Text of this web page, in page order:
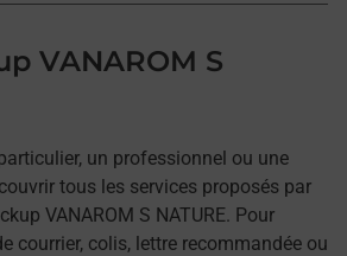
VANAROM S
un professionnel ou une
tous les services proposés par
VANAROM S NATURE. Pour
courrier, colis, lettre recommandée ou